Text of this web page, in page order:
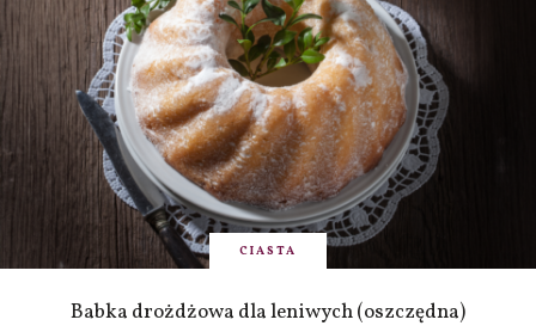
CIASTA
Babka drożdżowa dla leniwych (oszczędna)